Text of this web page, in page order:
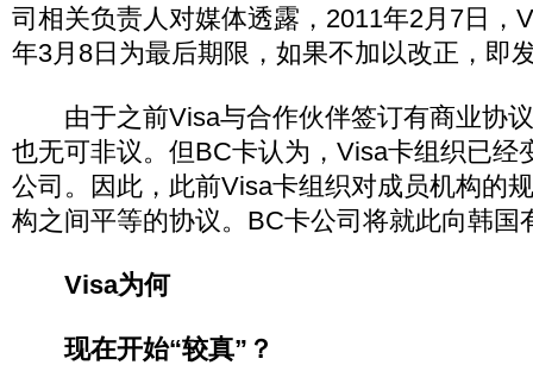
司相关负责人对媒体透露，2011年2月7日，
年3月8日为最后期限，如果不加以改正，即
由于之前Visa与合作伙伴签订有商业协议
也无可非议。但BC卡认为，Visa卡组织已经
公司。因此，此前Visa卡组织对成员机构的
构之间平等的协议。BC卡公司将就此向韩国
Visa为何
现在开始“较真”？